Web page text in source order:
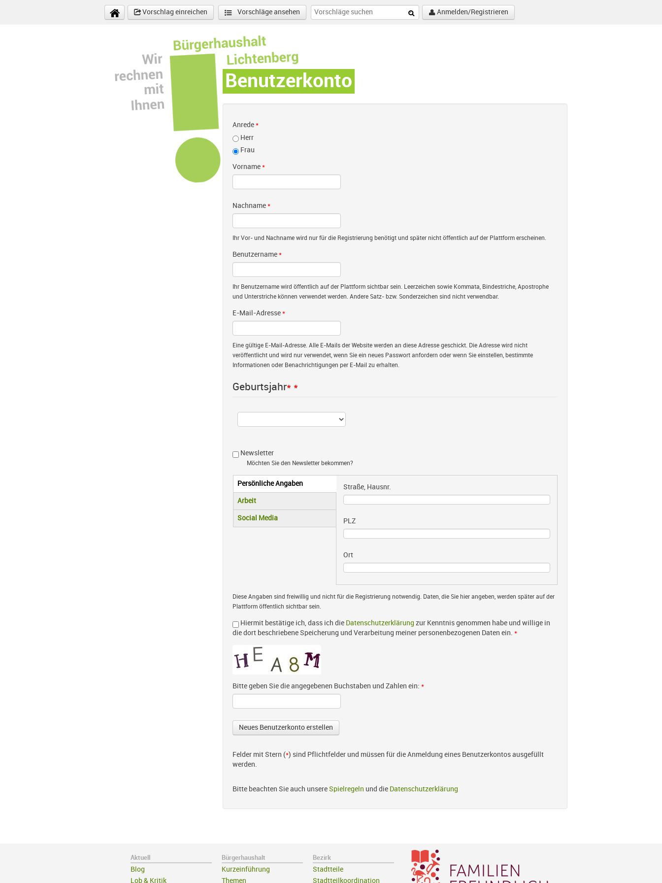
Vorschlag einreichen
Vorschläge ansehen Anmelden/Registrieren
Benutzerkonto
Anrede *
Herr
Frau
Vorname *
Nachname *
Ihr Vor- und Nachname wird nur für die Registrierung benötigt und später nicht öffentlich auf der Plattform erscheinen.
Benutzername *
Ihr Benutzername wird öffentlich auf der Plattform sichtbar sein. Leerzeichen sowie Kommata, Bindestriche, Apostrophe
und Unterstriche können verwendet werden. Andere Satz- bzw. Sonderzeichen sind nicht verwendbar.
E-Mail-Adresse *
Eine gültige E-Mail-Adresse. Alle E-Mails der Website werden an diese Adresse geschickt. Die Adresse wird nicht
veröffentlicht und wird nur verwendet, wenn Sie ein neues Passwort anfordern oder wenn Sie einstellen, bestimmte
Informationen oder Benachrichtigungen per E-Mail zu erhalten.
Geburtsjahr* *
Newsletter
Möchten Sie den Newsletter bekommen?
Vertikale Reiter
Persönliche Angaben
(aktiver Reiter)
Arbeit
Social Media
Straße, Hausnr.
PLZ
Ort
Diese Angaben sind freiwillig und nicht für die Registrierung notwendig. Daten, die Sie hier angeben, werden später auf der
Plattform öffentlich sichtbar sein.
Hiermit bestätige ich, dass ich die Datenschutzerklärung zur Kenntnis genommen habe und willige in
die dort beschriebene Speicherung und Verarbeitung meiner personenbezogenen Daten ein. *
Bitte geben Sie die angegebenen Buchstaben und Zahlen ein: *
Felder mit Stern (*) sind Pflichtfelder und müssen für die Anmeldung eines Benutzerkontos ausgefüllt
werden.
Bitte beachten Sie auch unsere Spielregeln und die Datenschutzerklärung
Aktuell
Blog
Lob & Kritik
Bürgerhaushalt
Kurzeinführung
Themen
Bezirk
Stadtteile
Stadtteilkoordination